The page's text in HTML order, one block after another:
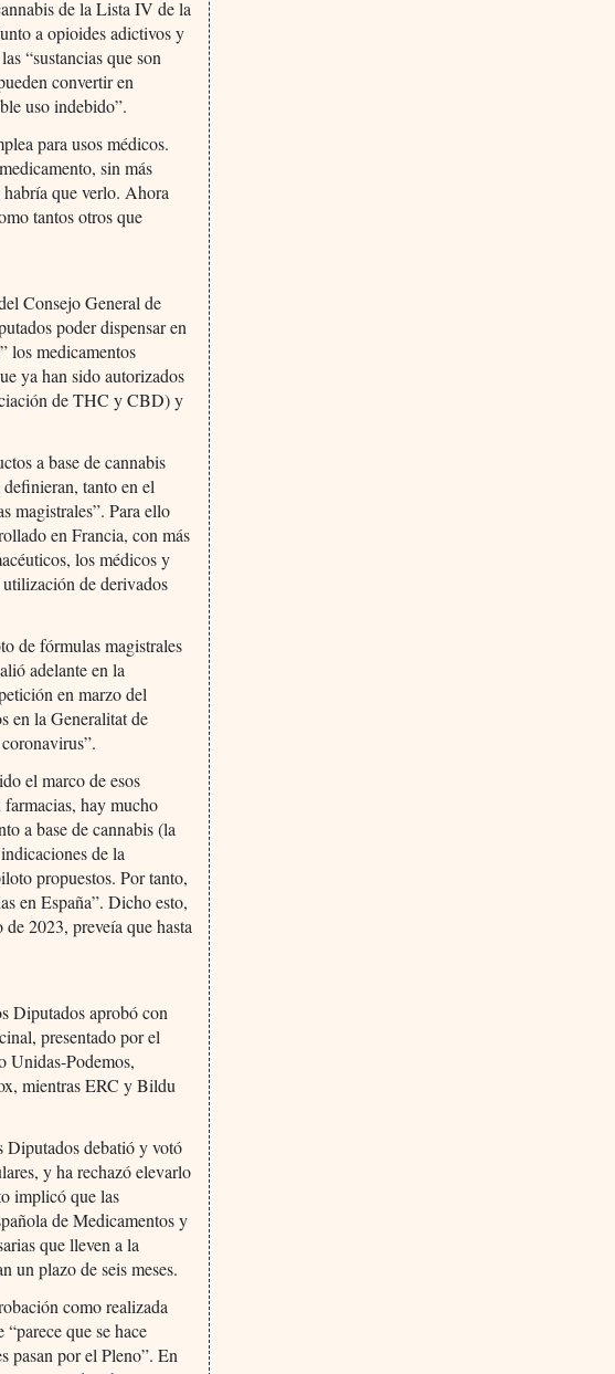
de la Lista IV de la
a opioides adictivos y
“sustancias que son
convertir en
uso indebido”.
para usos médicos.
sin más
habría que verlo. Ahora
tantos otros que
Consejo General de
poder dispensar en
los medicamentos
ya han sido autorizados
de THC y CBD) y
a base de cannabis
tanto en el
magistrales”. Para ello
en Francia, con más
los médicos y
de derivados
de fórmulas magistrales
adelante en la
en marzo del
en la Generalitat de
el marco de esos
farmacias, hay mucho
a base de cannabis (la
de la
propuestos. Por tanto,
en España”. Dicho esto,
2023, preveía que hasta
Diputados aprobó con
presentado por el
Unidas-Podemos,
mientras ERC y Bildu
Diputados debatió y votó
y ha rechazó elevarlo
implicó que las
de Medicamentos y
que lleven a la
un plazo de seis meses.
como realizada
que se hace
pasan por el Pleno”. En